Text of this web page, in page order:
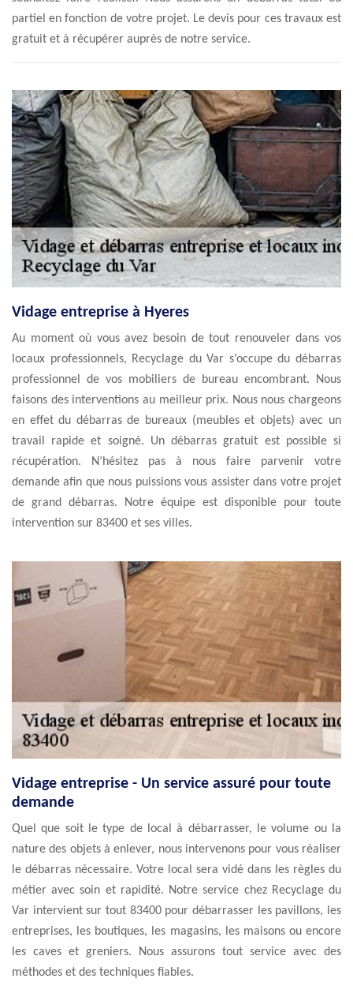
partiel en fonction de votre projet. Le devis pour ces travaux est
gratuit et à récupérer auprès de notre service.
Vidage entreprise à Hyeres
Au moment où vous avez besoin de tout renouveler dans vos
locaux professionnels, Recyclage du Var s’occupe du débarras
professionnel de vos mobiliers de bureau encombrant. Nous
faisons des interventions au meilleur prix. Nous nous chargeons
en effet du débarras de bureaux (meubles et objets) avec un
travail rapide et soigné. Un débarras gratuit est possible si
récupération. N’hésitez pas à nous faire parvenir votre
demande afin que nous puissions vous assister dans votre projet
de grand débarras. Notre équipe est disponible pour toute
intervention sur 83400 et ses villes.
Vidage entreprise - Un service assuré pour toute
demande
Quel que soit le type de local à débarrasser, le volume ou la
nature des objets à enlever, nous intervenons pour vous réaliser
le débarras nécessaire. Votre local sera vidé dans les règles du
métier avec soin et rapidité. Notre service chez Recyclage du
Var intervient sur tout 83400 pour débarrasser les pavillons, les
entreprises, les boutiques, les magasins, les maisons ou encore
les caves et greniers. Nous assurons tout service avec des
méthodes et des techniques fiables.